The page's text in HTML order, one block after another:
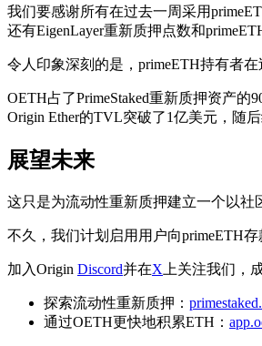
我们要感谢所有在过去一周采用
还有EigenLayer重新质押点数和
令人印象深刻的是，primeETH持有者在
OETH占了PrimeStaked重新质押资产的
Origin Ether的TVL突破了1亿美元，随
展望未来
这只是为流动性重新质押建立一个以社
不久，我们计划启用用户向primeETH
加入Origin Discord并在X 上关注我们，
探索流动性重新质押：
通过OETH更快地积累ETH：